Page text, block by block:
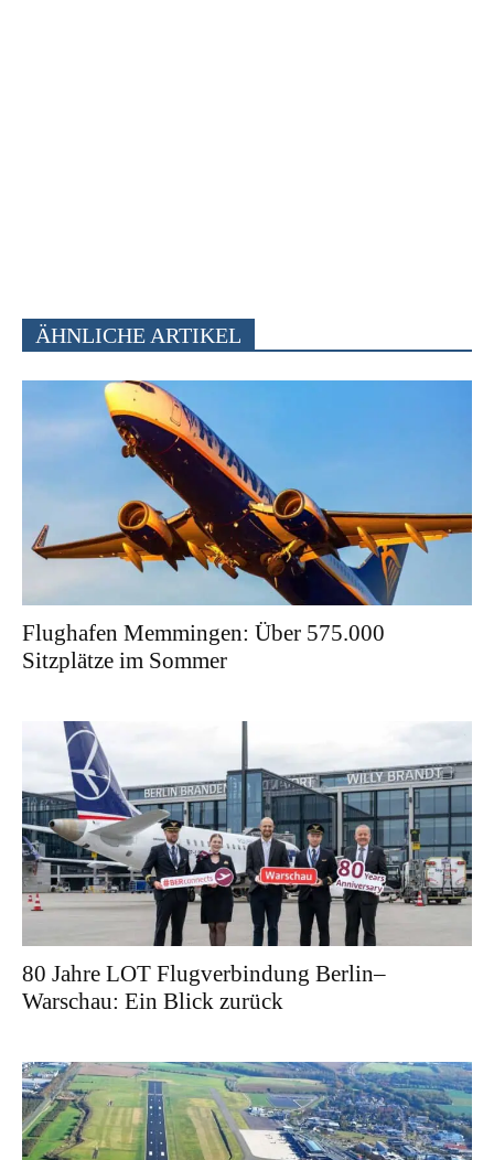
ÄHNLICHE ARTIKEL
Flughafen Memmingen: Über 575.000
Sitzplätze im Sommer
80 Jahre LOT Flugverbindung Berlin–
Warschau: Ein Blick zurück